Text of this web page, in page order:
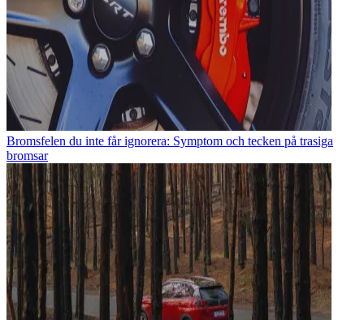
Bromsfelen du inte får ignorera: Symptom och tecken på trasiga
bromsar